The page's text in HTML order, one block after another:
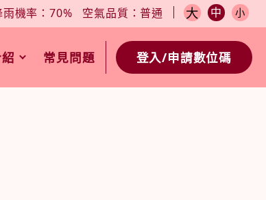
雨機率：70% 空氣品質：普通 大 中 小
今日天氣：27-32度 降雨機率：70% 空氣品質：普通
常見問題 登入/申請數位碼